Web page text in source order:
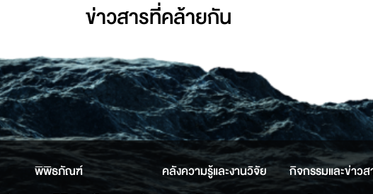
ข่าวสารที่่คล้ายกัน
พิพิธภัณฑ์ คลังความรู้และงานวิจัย กิจกรรมและข่าวส